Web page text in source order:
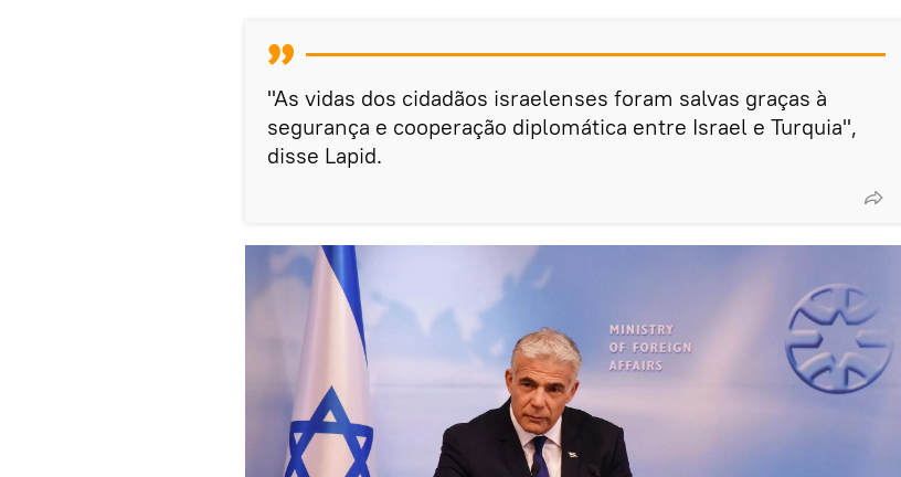
"As vidas dos cidadãos israelenses foram salvas graças à
segurança e cooperação diplomática entre Israel e Turquia",
disse Lapid.